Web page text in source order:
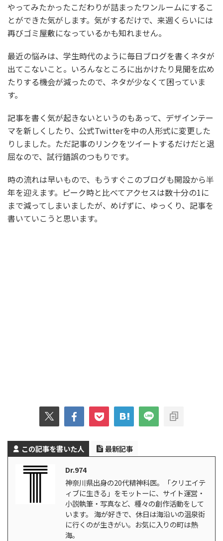
やってみたかったこだわりが詰まったワンルームにするこ
とができた気がします。気がするだけで、来週くらいには
再びゴミ屋敷になっているかも知れません。
最近の悩みは、学生時代のように毎日ブログを書くネタが
出てこないこと。いろんなところに出かけたり見聞を広め
たりする機会が減ったので、ネタが少なくて困っていま
す。
記事を書く気が起きないというのもあって、デザインテー
マを新しくしたり、公式Twitterを中の人形式に変更した
りしました。ただ記事のリンクをツイートするだけだと退
屈なので、試行錯誤のつもりです。
時の流れは早いもので、もうすぐこのブログも開設から半
年を迎えます。ピーク時と比べてアクセスは数十分の1に
まで減ってしまいましたが、めげずに、ゆっくり、記事を
書いていこうと思います。
この記事を書いた人
最新記事
Dr.974
神奈川県出身の20代精神科医。「クリエイテ
ィブに生きる」をモットーに、サイト運営・
小説執筆・写真など、種々の創作活動をして
います。 海が好きで、休日は海沿いの温泉街
に行くのが生きがい。お気に入りの町は熱
海。